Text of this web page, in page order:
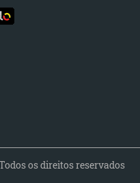
os direitos reservados